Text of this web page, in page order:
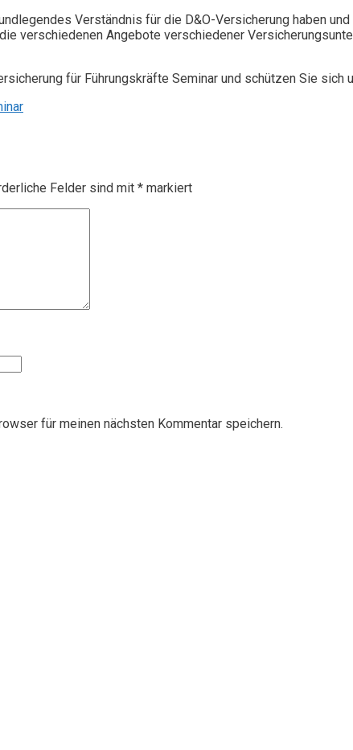
Verständnis für die D&O-Versicherung haben
verschiedenen Angebote verschiedener
für Führungskräfte Seminar und schützen Sie sich
Felder sind mit * markiert
für meinen nächsten Kommentar speichern.